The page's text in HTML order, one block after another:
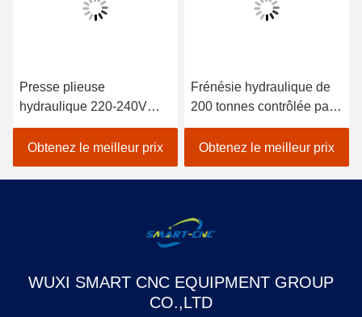
Presse plieuse
hydraulique 220-240V
avec dimensions 100 x 50
x 25 cm et poids 5,2 kg
Obtenez le meilleur prix
Frénésie hydraulique de
200 tonnes contrôlée par
CNC pour le pliage en
acier inoxydable
Obtenez le meilleur prix
WUXI SMART CNC EQUIPMENT GROUP
CO.,LTD